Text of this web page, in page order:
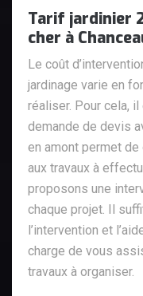
Tarif jardinier
cher à
Le coût
jardinage varie en
réaliser. Pour cela,
demande de devis
en amont permet
aux travaux à
proposons une
chaque projet. Il
l’intervention et
charge de vous
travaux à organiser.